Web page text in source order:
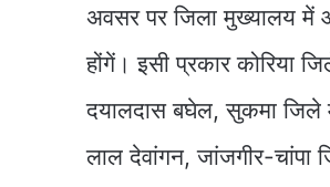
अवसर पर जिला मुख्यालय में
होंगें। इसी प्रकार कोरिया
दयालदास बघेल, सुकमा जिले
लाल देवांगन, जांजगीर-चांपा